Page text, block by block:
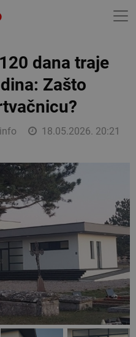
dana traje
Zašto
18.05.2026. 20:21